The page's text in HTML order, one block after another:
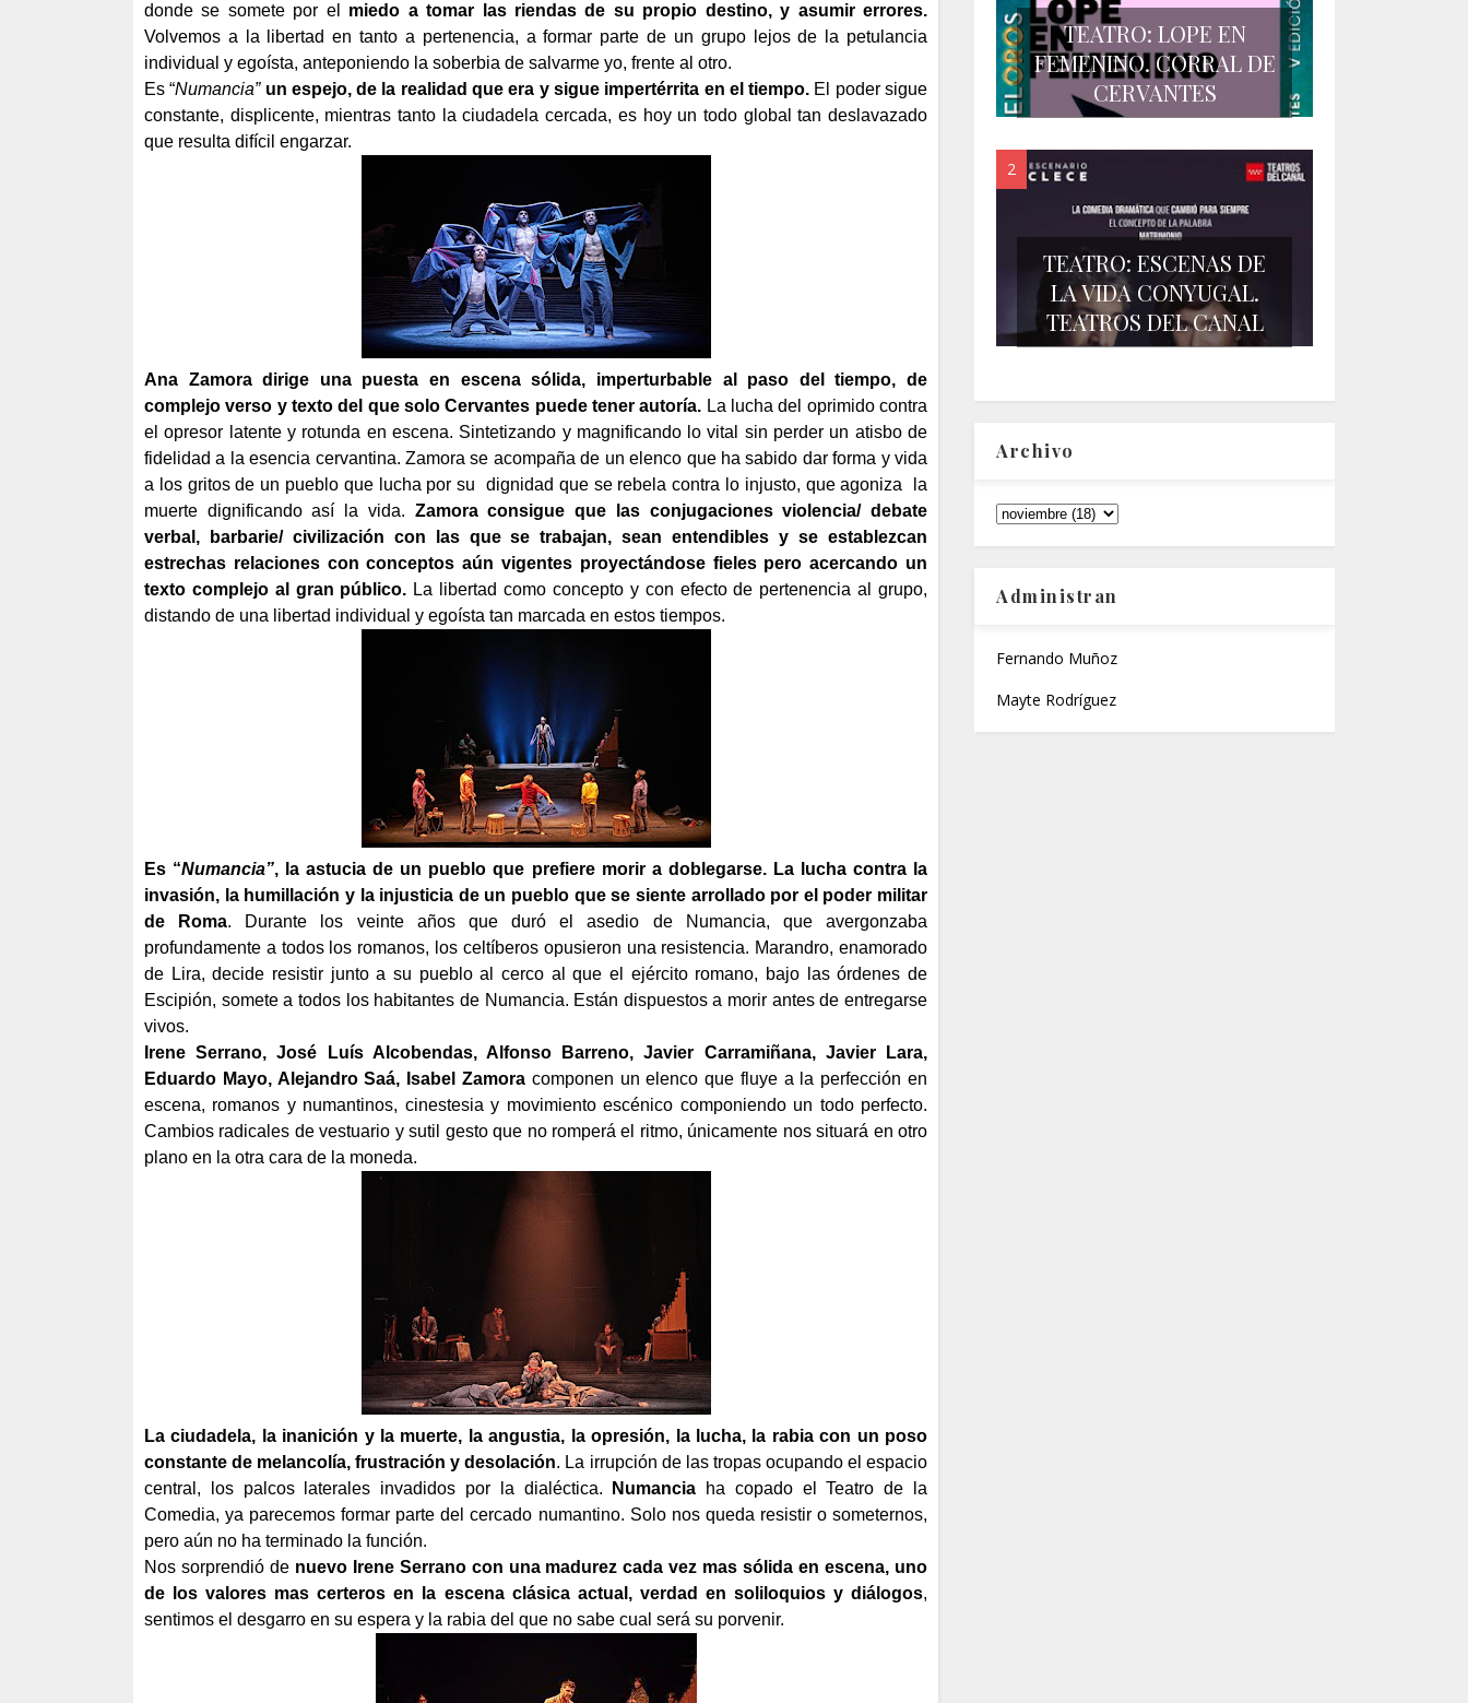
donde se somete por el miedo a tomar las riendas de su propio destino, y asumir errores.
Volvemos a la libertad en tanto a pertenencia, a formar parte de un grupo lejos de la petulancia
individual y egoísta, anteponiendo la soberbia de salvarme yo, frente al otro.
Es “Numancia” un espejo, de la realidad que era y sigue impertérrita en el tiempo. El poder sigue
constante, displicente, mientras tanto la ciudadela cercada, es hoy un todo global tan deslavazado
que resulta difícil engarzar.
Ana Zamora dirige una puesta en escena sólida, imperturbable al paso del tiempo, de
complejo verso y texto del que solo Cervantes puede tener autoría. La lucha del oprimido contra
el opresor latente y rotunda en escena. Sintetizando y magnificando lo vital sin perder un atisbo de
fidelidad a la esencia cervantina. Zamora se acompaña de un elenco que ha sabido dar forma y vida
a los gritos de un pueblo que lucha por su
dignidad que se rebela contra lo injusto, que agoniza
la
muerte dignificando así la vida. Zamora consigue que las conjugaciones violencia/ debate
verbal, barbarie/ civilización con las que se trabajan, sean entendibles y se establezcan
estrechas relaciones con conceptos aún vigentes proyectándose fieles pero acercando un
texto complejo al gran público. La libertad como concepto y con efecto de pertenencia al grupo,
distando de una libertad individual y egoísta tan marcada en estos tiempos.
Es “Numancia”, la astucia de un pueblo que prefiere morir a doblegarse. La lucha contra la
invasión, la humillación y la injusticia de un pueblo que se siente arrollado por el poder militar
de Roma. Durante los veinte años que duró el asedio de Numancia, que avergonzaba
profundamente a todos los romanos, los celtíberos opusieron una resistencia. Marandro, enamorado
de Lira, decide resistir junto a su pueblo al cerco al que el ejército romano, bajo las órdenes de
Escipión, somete a todos los habitantes de Numancia. Están dispuestos a morir antes de entregarse
vivos.
Irene Serrano, José Luís Alcobendas, Alfonso Barreno, Javier Carramiñana, Javier Lara,
Eduardo Mayo, Alejandro Saá, Isabel Zamoracomponen un elenco que fluye a la perfección en
escena, romanos y numantinos, cinestesia y movimiento escénico componiendo un todo perfecto.
Cambios radicales de vestuario y sutil gesto que no romperá el ritmo, únicamente nos situará en otro
plano en la otra cara de la moneda.
La ciudadela, la inanición y la muerte, la angustia, la opresión, la lucha, la rabia con un poso
constante de melancolía, frustración y desolación. La irrupción de las tropas ocupando el espacio
central, los palcos laterales invadidos por la dialéctica.
Numancia ha copado el Teatro de la
Comedia, ya parecemos formar parte del cercado numantino. Solo nos queda resistir o someternos,
pero aún no ha terminado la función.
Nos sorprendió de nuevo Irene Serrano con una madurez cada vez mas sólida en escena, uno
de los valores mas certeros en la escena clásica actual, verdad en soliloquios y diálogos,
sentimos el desgarro en su espera y la rabia del que no sabe cual será su porvenir.
TEATRO: LOPE EN
FEMENINO. CORRAL DE
CERVANTES
TEATRO: ESCENAS DE
LA VIDA CONYUGAL.
TEATROS DEL CANAL
Archivo
Administran
Fernando Muñoz
Mayte Rodríguez